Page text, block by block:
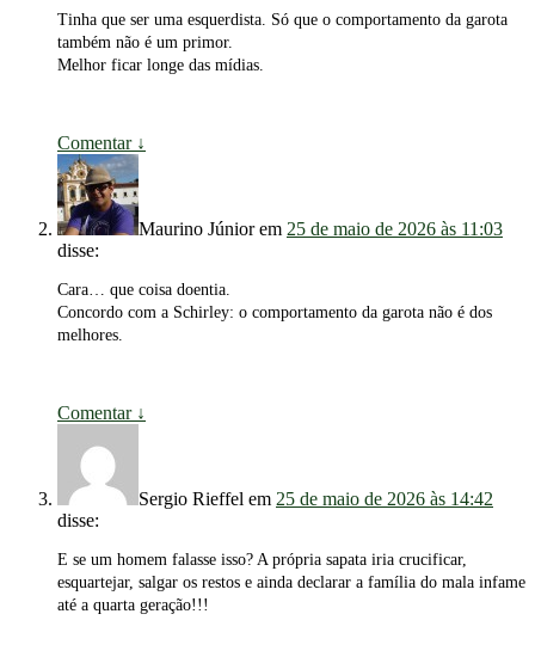
Tinha que ser uma esquerdista. Só que o comportamento da garota
também não é um primor.
Melhor ficar longe das mídias.
Comentar ↓
Maurino Júniorem 25 de maio de 2026 às 11:03
disse:
Cara… que coisa doentia.
Concordo com a Schirley: o comportamento da garota não é dos
melhores.
Comentar ↓
Sergio Rieffel em 25 de maio de 2026 às 14:42
disse:
E se um homem falasse isso? A própria sapata iria crucificar,
esquartejar, salgar os restos e ainda declarar a família do mala infame
até a quarta geração!!!